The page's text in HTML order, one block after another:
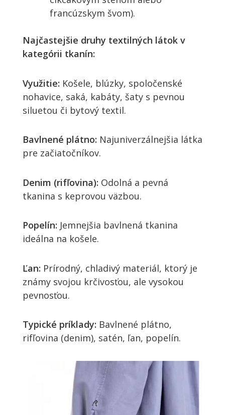
francúzskym švom).
Najčastejšie druhy textilných látok v
kategórii tkanín:
Využitie: Košele, blúzky, spoločenské
nohavice, saká, kabáty, šaty s pevnou
siluetou či bytový textil.
Bavlnené plátno: Najuniverzálnejšia látka
pre začiatočníkov.
Denim (rifľovina): Odolná a pevná
tkanina s keprovou väzbou.
Popelín: Jemnejšia bavlnená tkanina
ideálna na košele.
Ľan: Prírodný, chladivý materiál, ktorý je
známy svojou krčivosťou, ale vysokou
pevnosťou.
Typické príklady: Bavlnené plátno,
rifľovina (denim), satén, ľan, popelín.